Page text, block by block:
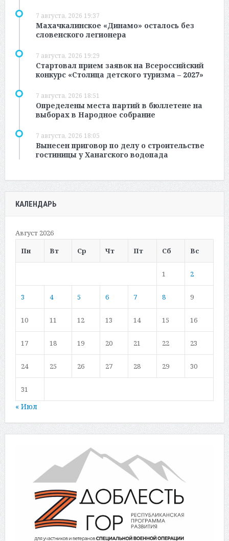
7 августа, 2026 19:37
Махачкалинское «Динамо» осталось без
словенского легионера
7 августа, 2026 19:29
Стартовал прием заявок на Всероссийский
конкурс «Столица детского туризма – 2027»
7 августа, 2026 18:51
Определены места партий в бюллетене на
выборах в Народное собрание
7 августа, 2026 18:05
Вынесен приговор по делу о строительстве
гостиницы у Ханагского водопада
КАЛЕНДАРЬ
Август 2026
Пн
Вт Ср Чт Пт Сб Вс
1 2
3 4 5 6 7 8 9
10 11 12 13 14 15 16
17 18 19 20 21 22 23
24 25 26 27 28 29 30
31
« Июл